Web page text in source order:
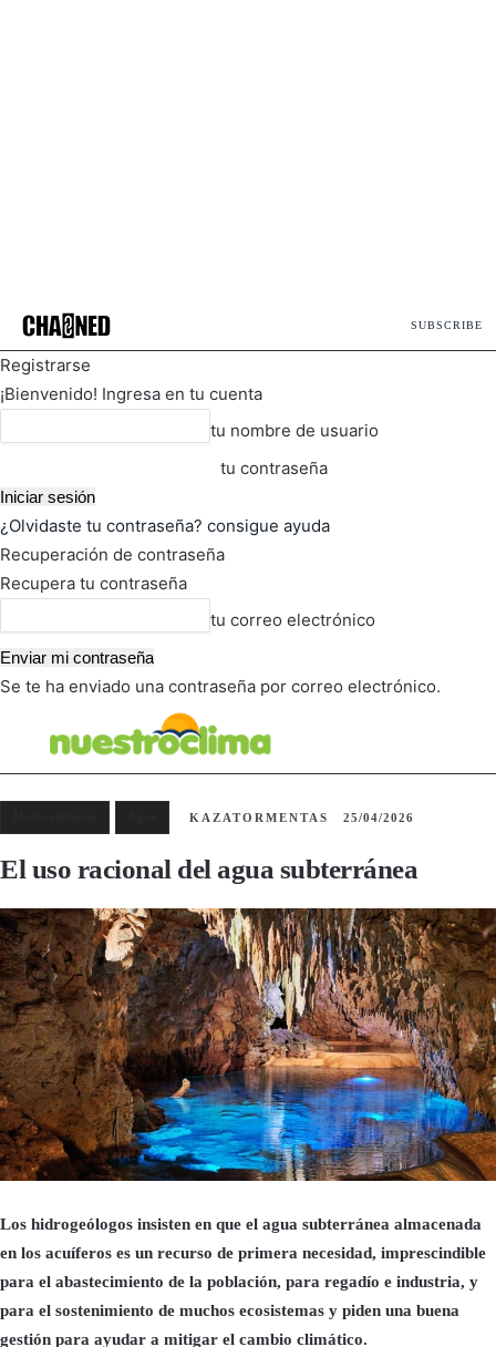
SUBSCRIBE
Registrarse
¡Bienvenido! Ingresa en tu cuenta
tu nombre de usuario
tu contraseña
¿Olvidaste tu contraseña? consigue ayuda
Recuperación de contraseña
Recupera tu contraseña
tu correo electrónico
Se te ha enviado una contraseña por correo electrónico.
KAZATORMENTAS 25/04/2026
El uso racional del agua subterránea
Los hidrogeólogos insisten en que el agua subterránea almacenada
en los acuíferos es un recurso de primera necesidad, imprescindible
para el abastecimiento de la población, para regadío e industria, y
para el sostenimiento de muchos ecosistemas y piden una buena
gestión para ayudar a mitigar el cambio climático.